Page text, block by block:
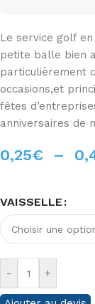
Le service golf
petite balle bien
particulièrement
occasions,et
fêtes
anniversaires de
0,25€ –
VAISSELLE
- +